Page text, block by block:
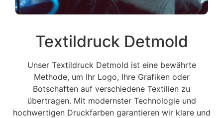
Textildruck Detmold
Unser Textildruck Detmold ist eine bewährte
Methode, um Ihr Logo, Ihre Grafiken oder
Botschaften auf verschiedene Textilien zu
übertragen. Mit modernster Technologie und
hochwertigen Druckfarben garantieren wir klare und